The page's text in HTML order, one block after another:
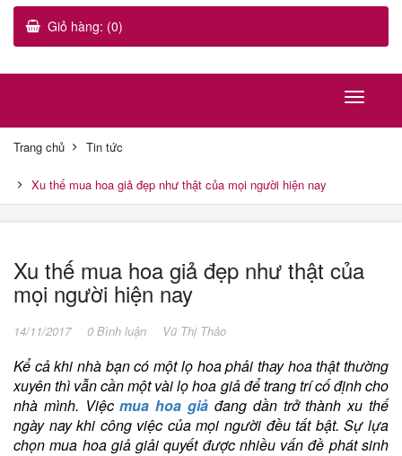
Giỏ hàng: (0)
Trang chủ Tin tức
Xu thế mua hoa giả đẹp như thật của mọi người hiện nay
Xu thế mua hoa giả đẹp như thật của
mọi người hiện nay
14/11/2017 0 Bình luận Vũ Thị Thảo
Kể cả khi nhà bạn có một lọ hoa phải thay hoa thật thường
xuyên thì vẫn cần một vài lọ hoa giả để trang trí cố định cho
nhà mình. Việcmua hoa giả đang dần trở thành xu thế
ngày nay khi công việc của mọi người đều tất bật. Sự lựa
chọn mua hoa giả giải quyết được nhiều vấn đề phát sinh